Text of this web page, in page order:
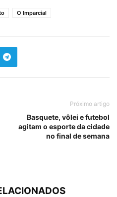
O Imparcial
Próximo artigo
Basquete, vôlei e futebol
agitam o esporte da cidade
no final de semana